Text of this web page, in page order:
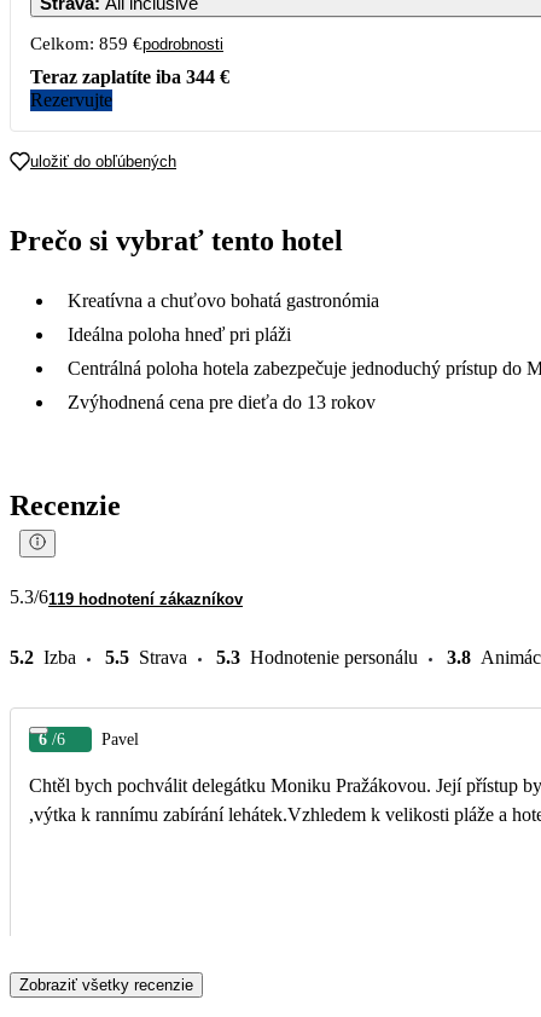
Celkom: 859 €podrobnosti
Teraz zaplatíte iba 344 €
Rezervujte
uložiť do obľúbených
Prečo si vybrať tento hotel
Kreatívna a chuťovo bohatá gastronómia
Ideálna poloha hneď pri pláži
Centrálná poloha hotela zabezpečuje jednoduchý prístup do
Zvýhodnená cena pre dieťa do 13 rokov
Recenzie
5.3/6119 hodnotení zákazníkov
5.2 Izba 5.5 Strava 5.3 Hodnotenie personálu 3.8
6 /6 Pavel
Chtěl bych pochválit delegátku Moniku Pražákovou. Její přístup
,výtka k rannímu zabírání lehátek.Vzhledem k velikosti pláže a
Zobraziť všetky recenzie